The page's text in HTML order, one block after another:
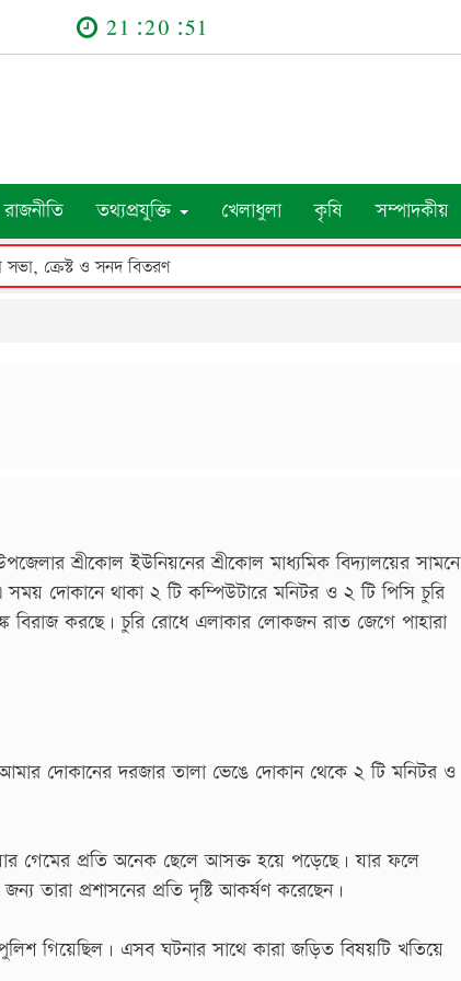
21:20:52
রাজনীতি তথ্যপ্রযুক্তি খেলাধুলা কৃষি সম্পাদকীয়
শ্রীকোল ইউনিয়নের শ্রীকোল মাধ্যমিক বিদ্যালয়ের সামনে
দোকানে থাকা ২ টি কম্পিউটারে মনিটর ও ২ টি পিসি চুরি
করছে। চুরি রোধে এলাকার লোকজন রাত জেগে পাহারা
দোকানের দরজার তালা ভেঙে দোকান থেকে ২ টি মনিটর ও
গেমের প্রতি অনেক ছেলে আসক্ত হয়ে পড়েছে। যার ফলে
তারা প্রশাসনের প্রতি দৃষ্টি আকর্ষণ করেছেন।
গিয়েছিল। এসব ঘটনার সাথে কারা জড়িত বিষয়টি খতিয়ে